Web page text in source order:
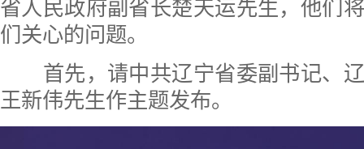
省人民政府副省长楚天运先生，他们
们关心的问题。
首先，请中共辽宁省委副书记、辽
王新伟先生作主题发布。